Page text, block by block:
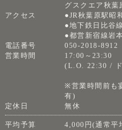
グスクエア秋葉
アクセス
●JR秋葉原駅昭
●地下鉄日比谷
●都営新宿線岩
電話番号
050-2018-8912
営業時間
17:00～23:30
(L.O. 22:30 /
※営業時間前も
有)
定休日
無休
平均予算
4,000円(通常平